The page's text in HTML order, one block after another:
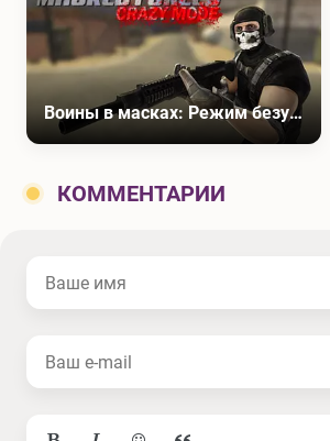
Воины в масках: Режим безумия
КОММЕНТАРИИ